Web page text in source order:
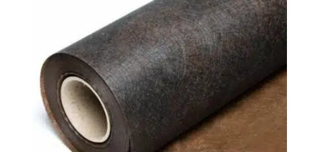
au
plus
ancien